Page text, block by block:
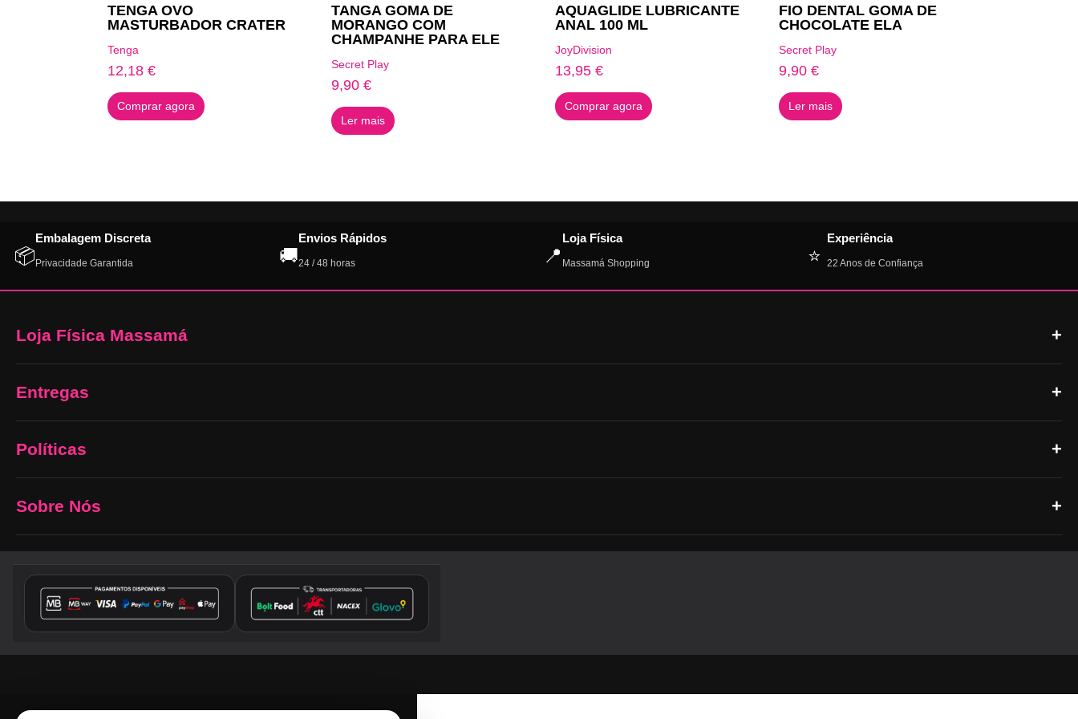
TENGA OVO
MASTURBADOR CRATER
Tenga
12,18€
Comprar agora
TANGA GOMA DE
MORANGO COM
CHAMPANHE PARA ELE
Secret Play
9,90€
Ler mais
AQUAGLIDE LUBRICANTE
ANAL 100 ML
JoyDivision
13,95€
Comprar agora
FIO DENTAL GOMA DE
CHOCOLATE ELA
Secret Play
9,90€
Ler mais
📦
Embalagem Discreta
Privacidade Garantida 🚚
Envios Rápidos
24 / 48 horas 📍
Loja Física
Massamá Shopping ⭐
Experiência
22 Anos de Confiança
Loja Física Massamá
Entregas
Políticas
Sobre Nós